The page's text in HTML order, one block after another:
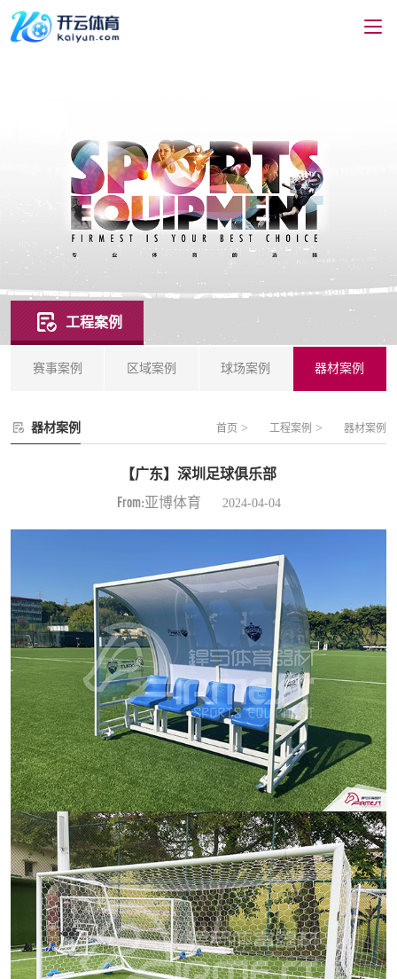
工程案例
赛事案例 区域案例 球场案例 器材案例
器材案例 首页 > 工程案例 > 器材案例
【广东】深圳足球俱乐部
From:亚博体育 2024-04-04